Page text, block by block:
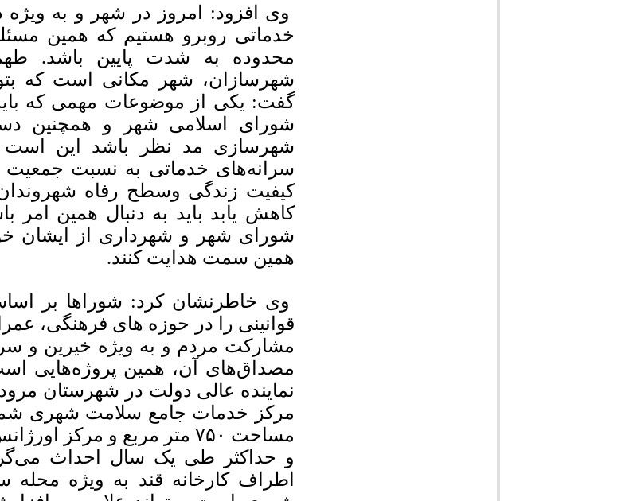
وی افزود: امروز در شهر و به
خدماتی روبرو هستیم که همین
محدوده به شدت پایین باشد.
شهرسازان، شهر مکانی است که
گفت: یکی از موضوعات مهمی که
شورای اسلامی شهر و همچنین
شهرسازی مد نظر باشد این است
سرانه‌های خدماتی به نسبت جمعیت
کیفیت زندگی و‌سطح رفاه شهروندان
کاهش یابد باید به دنبال همین
شورای شهر و شهرداری از ایشان
همین سمت هدایت کنند.
وی خاطرنشان کرد: شوراها بر
قوانینی را در حوزه های فرهنگی،
مشارکت مردم و به ویژه خیرین و
مصداق‌های آن، همین پروژه‌هایی
نماینده عالی دولت در شهرستان
و حداکثر طی یک سال احداث
اطراف کارخانه قند به ویژه